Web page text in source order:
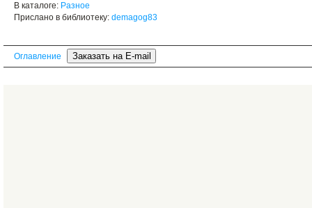
В каталоге: Разное
Прислано в библиотеку: demagog83
Оглавление